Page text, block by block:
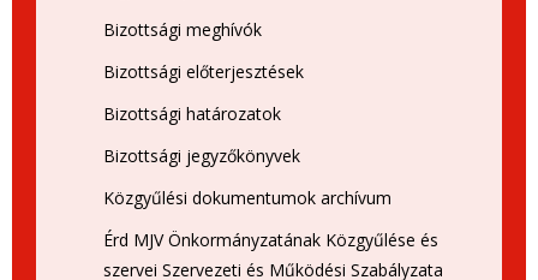
Bizottsági meghívók
Bizottsági előterjesztések
Bizottsági határozatok
Bizottsági jegyzőkönyvek
Közgyűlési dokumentumok archívum
Érd MJV Önkormányzatának Közgyűlése és
szervei Szervezeti és Működési Szabályzata